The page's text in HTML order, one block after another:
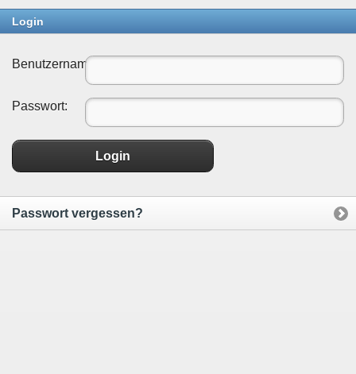
Login
Benutzername:
Passwort:
Login
Passwort vergessen?